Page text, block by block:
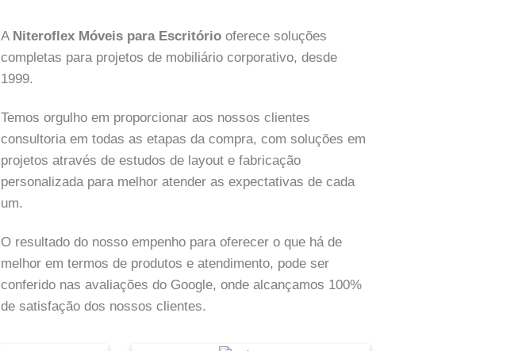
A Niteroflex Móveis para Escritório oferece soluções
completas para projetos de mobiliário corporativo, desde
1999.
Temos orgulho em proporcionar aos nossos clientes
consultoria em todas as etapas da compra, com soluções em
projetos através de estudos de layout e fabricação
personalizada para melhor atender as expectativas de cada
um.
O resultado do nosso empenho para oferecer o que há de
melhor em termos de produtos e atendimento, pode ser
conferido nas avaliações do Google, onde alcançamos 100%
de satisfação dos nossos clientes.